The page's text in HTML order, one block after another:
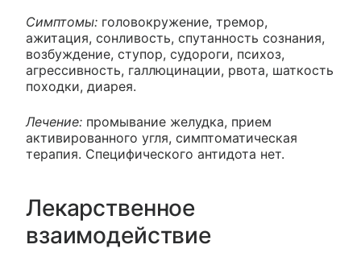
Симптомы: головокружение, тремор,
ажитация, сонливость, спутанность сознания,
возбуждение, ступор, судороги, психоз,
агрессивность, галлюцинации, рвота, шаткость
походки, диарея.
Лечение: промывание желудка, прием
активированного угля, симптоматическая
терапия. Специфического антидота нет.
Лекарственное
взаимодействие